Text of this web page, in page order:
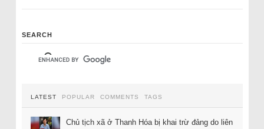
SEARCH
LATEST POPULAR COMMENTS TAGS
Chủ tịch xã ở Thanh Hóa bị khai trừ đảng do liên